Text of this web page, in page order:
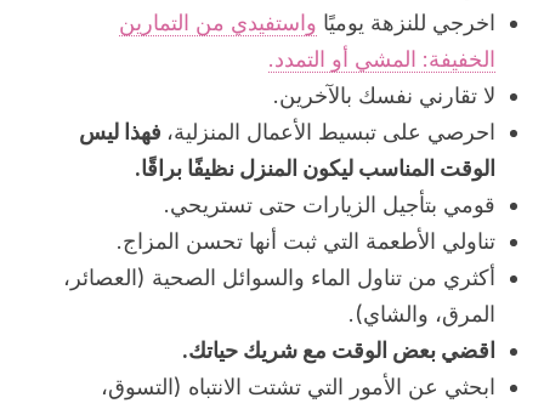
اخرجي للنزهة يوميًا واستفيدي من التمارين
الخفيفة: المشي أو التمدد.
لا تقارني نفسك بالآخرين.
احرصي على تبسيط الأعمال المنزلية، فهذا ليس
الوقت المناسب ليكون المنزل نظيفًا براقًا.
قومي بتأجيل الزيارات حتى تستريحي.
تناولي الأطعمة التي ثبت أنها تحسن المزاج.
أكثري من تناول الماء والسوائل الصحية (العصائر،
المرق، والشاي).
اقضي بعض الوقت مع شريك حياتك.
ابحثي عن الأمور التي تشتت الانتباه (التسوق،